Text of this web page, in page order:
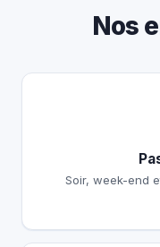
Nos
Soir, week-end